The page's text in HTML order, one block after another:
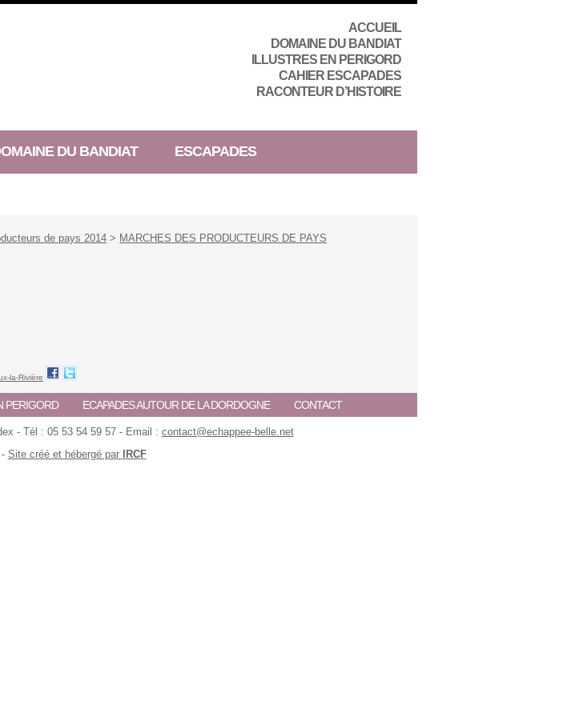
ACCUEIL
DOMAINE DU BANDIAT
ILLUSTRES EN PERIGORD
CAHIER ESCAPADES
RACONTEUR D’HISTOIRE
DU BANDIAT ESCAPADES
de pays 2014 > MARCHES DES PRODUCTEURS DE PAYS
la-Rivière
PERIGORD ECAPADES AUTOUR DE LA DORDOGNE CONTACT
- Tél : 05 53 54 59 57 - Email : contact@echappee-belle.net
- Site créé et hébergé par IRCF